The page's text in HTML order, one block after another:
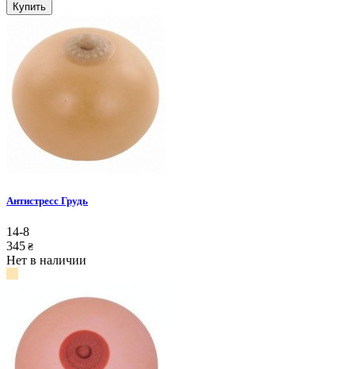
Купить
Антистресс Грудь
14-8
345 ₴
Нет в наличии